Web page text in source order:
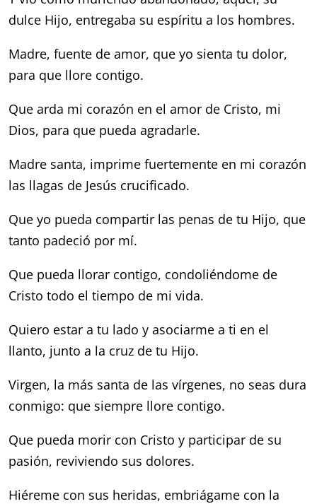
dulce Hijo, entregaba su espíritua los hombres.
Madre, fuente de amor, que yo sienta tu dolor,
para que llore contigo.
Que arda mi corazón en el amor de Cristo, mi
Dios, para que pueda agradarle.
Madre santa, imprime fuertemente en mi corazón
las llagas de Jesús crucificado.
Que yo pueda compartir las penas de tu Hijo, que
tanto padeció por mí.
Que pueda llorar contigo, condoliéndome de
Cristotodo el tiempo de mi vida.
Quiero estar a tu ladoy asociarme a ti en el
llanto, junto a la cruz de tu Hijo.
Virgen, la más santa de las vírgenes, no seas dura
conmigo: que siempre llore contigo.
Que pueda morir con Cristoy participar de su
pasión, reviviendo sus dolores.
Hiéreme con sus heridas, embriágame con la